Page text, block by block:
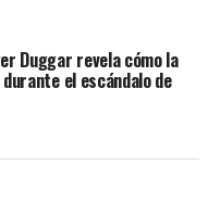
Duggar revela cómo la
el escándalo de